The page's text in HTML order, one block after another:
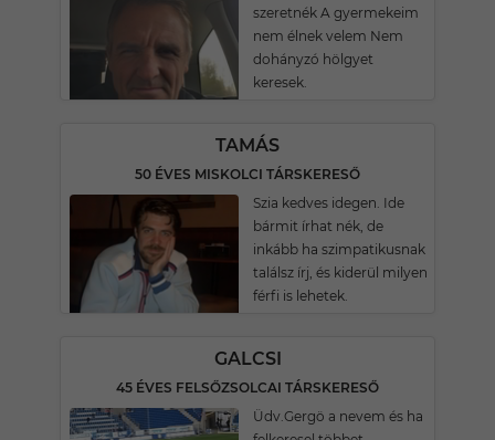
szeretnék A gyermekeim
nem élnek velem Nem
dohányzó hölgyet
keresek.
TAMÁS
50 ÉVES MISKOLCI TÁRSKERESŐ
Szia kedves idegen. Ide
bármit írhat nék, de
inkább ha szimpatikusnak
találsz írj, és kiderül milyen
férfi is lehetek.
GALCSI
45 ÉVES FELSŐZSOLCAI TÁRSKERESŐ
Üdv.Gergö a nevem és ha